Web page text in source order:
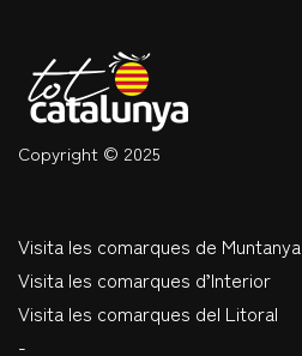
Copyright © 2025
Visita les comarques de Muntanya
Visita les comarques d’Interior
Visita les comarques del Litoral
-